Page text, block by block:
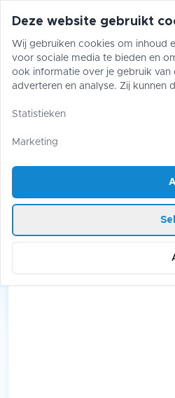
Pokémon One Piece
One Piece
One Piece:
Deze website gebruikt
Wij gebruiken cookies om inhoud
voor sociale media te bieden en
ook informatie over je gebruik
adverteren en analyse. Zij kunnen
gebruik van hun diensten.
Statistieken
Marketing